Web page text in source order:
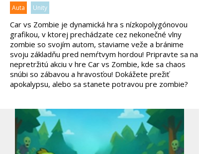
Auta
Unity
Car vs Zombie je dynamická hra s nízkopolygónovou
grafikou, v ktorej prechádzate cez nekonečné vlny
zombie so svojím autom, staviame veže a bránime
svoju základňu pred nemŕtvym hordou! Pripravte sa na
nepretržitú akciu v hre Car vs Zombie, kde sa chaos
snúbi so zábavou a hravosťou! Dokážete prežiť
apokalypsu, alebo sa stanete potravou pre zombie?